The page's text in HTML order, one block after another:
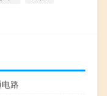
路